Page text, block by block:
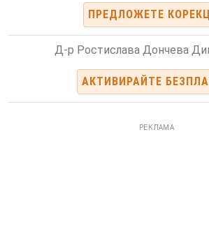
ПРЕДЛОЖЕТЕ
Д-р Ростислава Дончева
АКТИВИРАЙТЕ
РЕКЛАМА